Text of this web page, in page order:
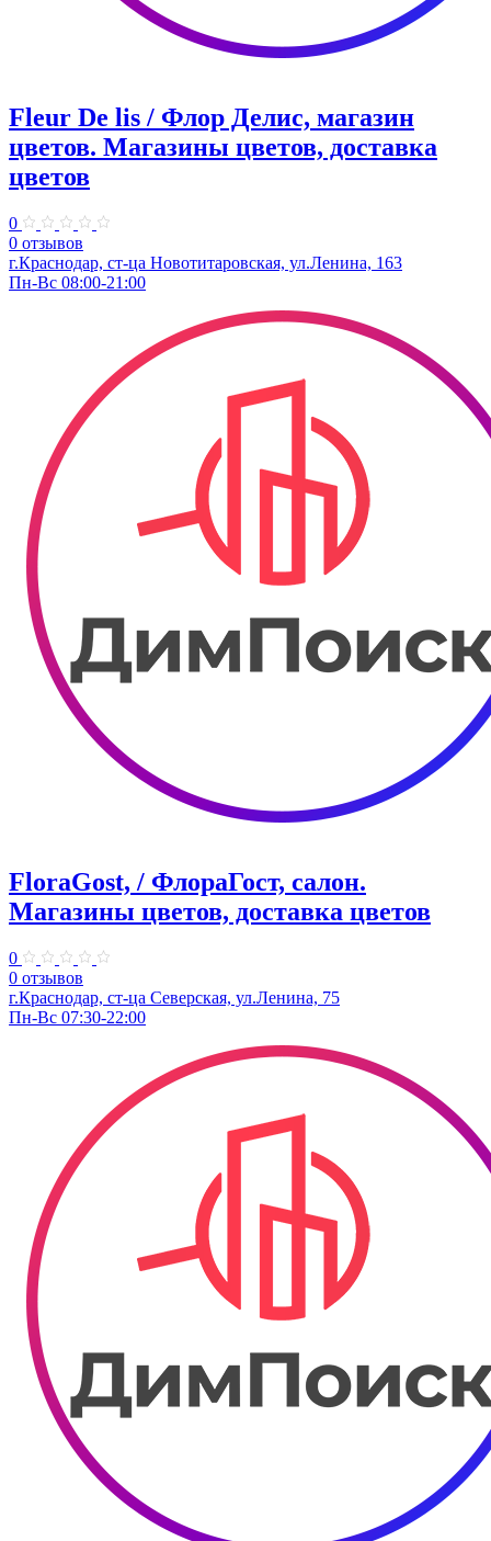
Fleur De lis / Флор Делис, магазин
цветов. Магазины цветов, доставка
цветов
0
0 отзывов
г.Краснодар, ст-ца Новотитаровская, ул.Ленина, 163
Пн-Вс 08:00-21:00
FloraGost, / ФлораГост, салон.
Магазины цветов, доставка цветов
0
0 отзывов
г.Краснодар, ст-ца Северская, ул.Ленина, 75
Пн-Вс 07:30-22:00